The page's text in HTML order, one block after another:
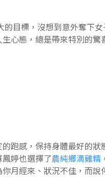
目標，沒想到意外奪下
心態，總是帶來特別的驚
跑感，保持身體最好的狀
婷也選擇了農純鄉滴雞精
月經來、狀況不佳，而說